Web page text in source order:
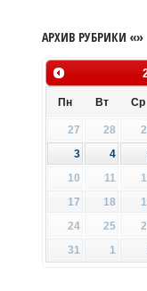
АРХИВ РУБРИКИ «»
Пн Вт Ср
27 28
3
4
10
11
17
18
24
25
31
1